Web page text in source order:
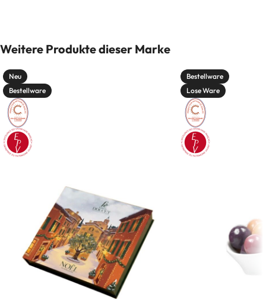
Weitere Produkte dieser Marke
Neu
Bestellware
Bestellware
Lose Ware